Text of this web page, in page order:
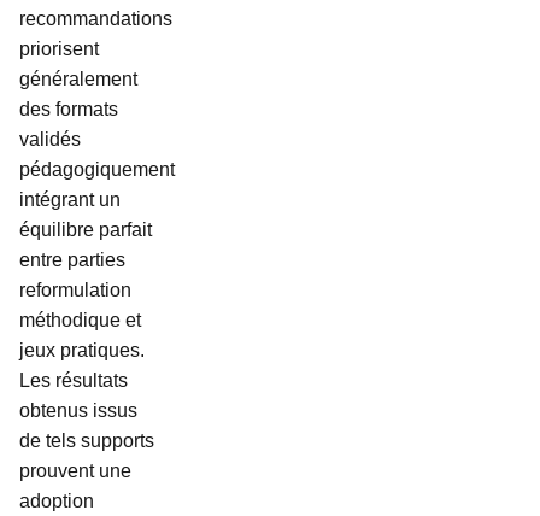
recommandations
priorisent
généralement
des formats
validés
pédagogiquement
intégrant un
équilibre parfait
entre parties
reformulation
méthodique et
jeux pratiques.
Les résultats
obtenus issus
de tels supports
prouvent une
adoption